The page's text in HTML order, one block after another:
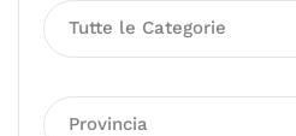
Tutte le Categorie
Provincia